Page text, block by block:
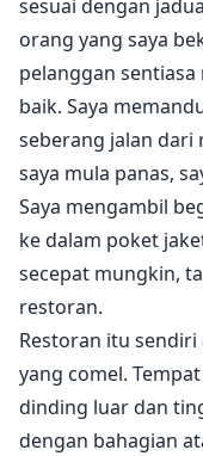
sesuai dengan
orang yang saya
pelanggan
baik. Saya
seberang jalan dari
saya mula panas,
Saya mengambil
ke dalam poket
secepat mungkin,
restoran.
Restoran itu
yang comel.
dinding luar dan
dengan bahagian